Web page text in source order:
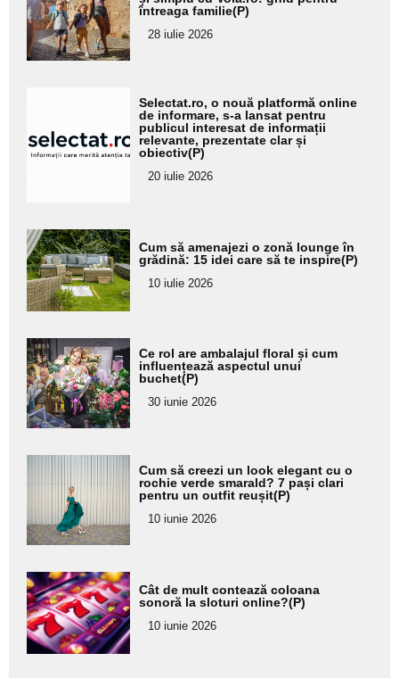
pentru
subtitlu
întreaga familie(P)
28 iulie 2026
pentru
subtitlu
Selectat.ro, o nouă platformă online
de informare, s-a lansat pentru
publicul interesat de informații
relevante, prezentate clar și
obiectiv(P)
20 iulie 2026
Adaugă
aici textul
pentru
subtitlu
Cum să amenajezi o zonă lounge în
grădină: 15 idei care să te inspire(P)
10 iulie 2026
Adaugă
aici textul
pentru
subtitlu
Ce rol are ambalajul floral și cum
influențează aspectul unui
buchet(P)
30 iunie 2026
Adaugă
aici textul
pentru
subtitlu
Cum să creezi un look elegant cu o
rochie verde smarald? 7 pași clari
pentru un outfit reușit(P)
10 iunie 2026
Adaugă
aici textul
pentru
subtitlu
Cât de mult contează coloana
sonoră la sloturi online?(P)
10 iunie 2026